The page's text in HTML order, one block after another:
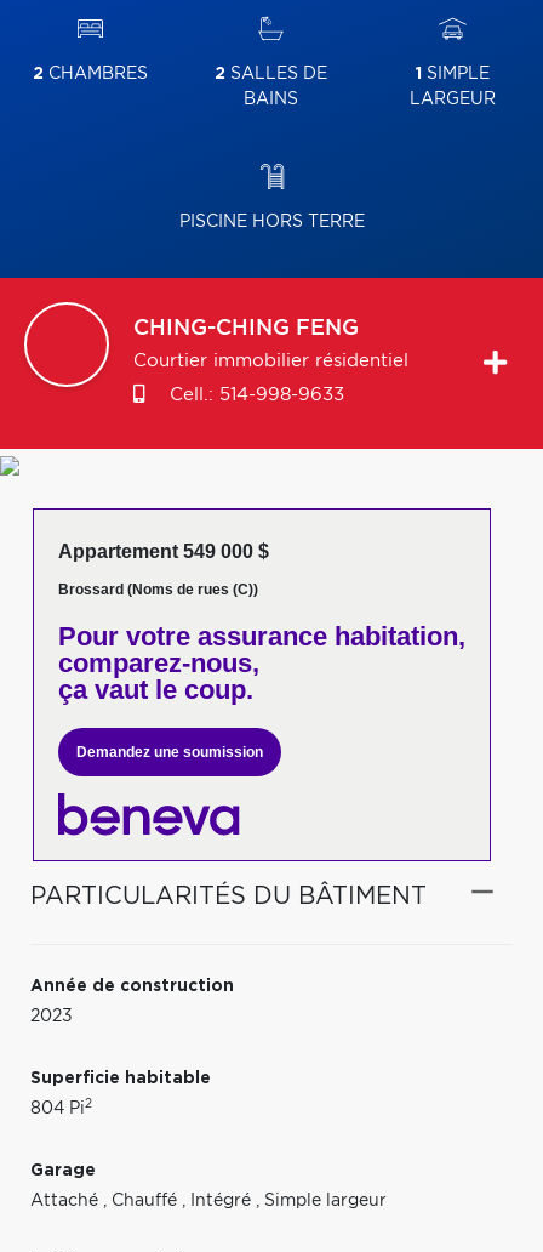
2 CHAMBRES 2 SALLES DE
BAINS
1 SIMPLE
LARGEUR
PISCINE HORS TERRE
CHING-CHING FENG
Courtier immobilier résidentiel
Cell.: 514-998-9633
Appartement 549 000 $
Brossard (Noms de rues (C))
Pour votreassurance habitation,
comparez-nous,
ça vaut le coup.
Demandez une soumission
PARTICULARITÉS DU BÂTIMENT
Année de construction
2023
Superficie habitable
804 Pi2
Garage
Attaché , Chauffé , Intégré , Simple largeur